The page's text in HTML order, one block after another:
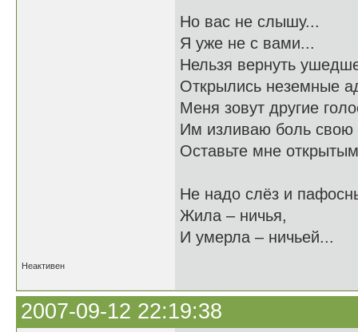
Но вас не слышу...
Я уже не с вами...
Нельзя вернуть
Открылись неземные
Меня зовут другие
Им изливаю боль свою
Оставьте мне
Не надо слёз и
Жила – ничья,
И умерла – ничьей...
Неактивен
2007-09-12 22:19:38